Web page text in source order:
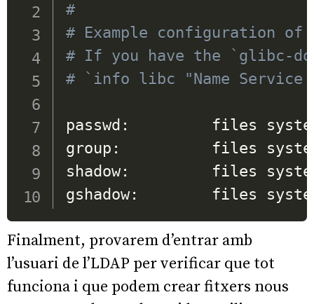
#
# Example configuration of
# If you have the `glibc-
# `info libc "Name
passwd:         files
group:          files
shadow:         files
Finalment, provarem d’entrar amb
l’usuari de l’LDAP per verificar que tot
funciona i que podem crear fitxers nous